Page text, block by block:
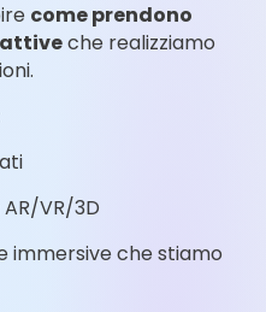
come prendono
che realizziamo
VR/3D
immersive che stiamo